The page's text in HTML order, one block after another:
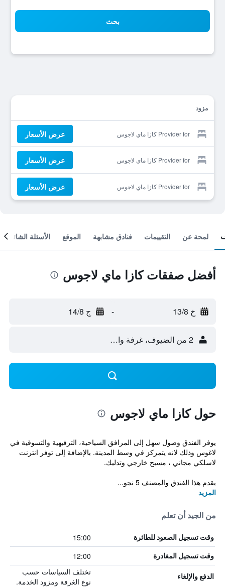
بحث
مزود
Provider for كازا ماي لاجوس عرض الأسعار
Provider for كازا ماي لاجوس عرض الأسعار
Provider for كازا ماي لاجوس عرض الأسعار
لمحة عن التقييمات فنادق مشابهة الموقع الأسئلة الشائعة
أفضل صفقات كازا ماي لاجوس
خ 13/8 - ج 14/8
2 من الضيوف، غرفة واحدة
حول كازا ماي لاجوس
يوفر الفندق وصول سهل إلى المرافق السياحية، الترفيهية والتسوقية في
لاغوس وذلك لانه يتمركز في وسط المدينة. بالإضافة إلى توفر انترنت
لاسلكي مجاني ، مسبح خارجي وتدليك.
يقدم هذا الفندق والمصنف 5 نجو...
المزيد
من الجيد أن تعلم
وقت تسجيل الصعود للطائرة 15:00
وقت تسجيل المغادرة 12:00
الدفع والإلغاء
تختلف السياسات حسب
نوع الغرفة ومزود الخدمة.